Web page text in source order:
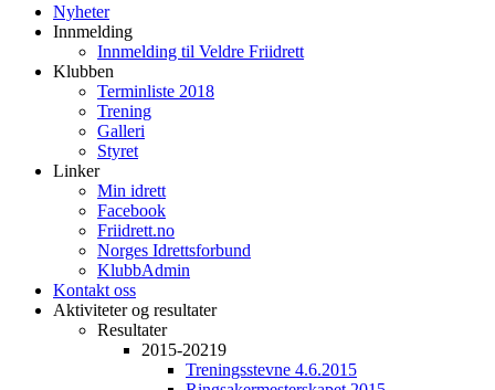
Nyheter
Innmelding
Innmelding til Veldre Friidrett
Klubben
Terminliste 2018
Trening
Galleri
Styret
Linker
Min idrett
Facebook
Friidrett.no
Norges Idrettsforbund
KlubbAdmin
Kontakt oss
Aktiviteter og resultater
Resultater
2015-20219
Treningsstevne 4.6.2015